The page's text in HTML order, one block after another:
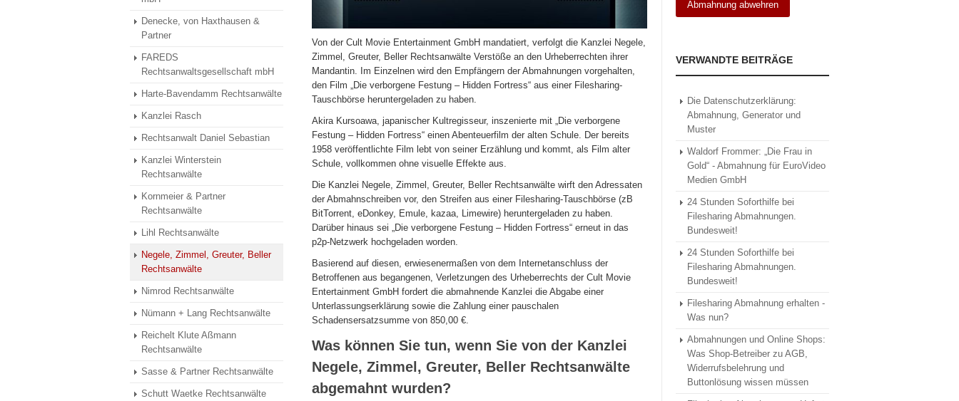
Von der Cult Movie Entertainment GmbH mandatiert, verfolgt die Kanzlei Negele,
Zimmel, Greuter, Beller Rechtsanwälte Verstöße an den Urheberrechten ihrer
Mandantin. Im Einzelnen wird den Empfängern der Abmahnungen vorgehalten,
den Film „Die verborgene Festung – Hidden Fortress“ aus einer Filesharing-
Tauschbörse heruntergeladen zu haben.
Akira Kursoawa, japanischer Kultregisseur, inszenierte mit „Die verborgene
Festung – Hidden Fortress“ einen Abenteuerfilm der alten Schule. Der bereits
1958 veröffentlichte Film lebt von seiner Erzählung und kommt, als Film alter
Schule, vollkommen ohne visuelle Effekte aus.
Die Kanzlei Negele, Zimmel, Greuter, Beller Rechtsanwälte wirft den Adressaten
der Abmahnschreiben vor, den Streifen aus einer Filesharing-Tauschbörse (zB
BitTorrent, eDonkey, Emule, kazaa, Limewire) heruntergeladen zu haben.
Darüber hinaus sei „Die verborgene Festung – Hidden Fortress“ erneut in das
p2p-Netzwerk hochgeladen worden.
Basierend auf diesen, erwiesenermaßen von dem Internetanschluss der
Betroffenen aus begangenen, Verletzungen des Urheberrechts der Cult Movie
Entertainment GmbH fordert die abmahnende Kanzlei die Abgabe einer
Unterlassungserklärung sowie die Zahlung einer pauschalen
Schadensersatzsumme von 850,00 €.
Was können Sie tun, wenn Sie von der Kanzlei
Negele, Zimmel, Greuter, Beller Rechtsanwälte
abgemahnt wurden?
Denecke, von Haxthausen &
Partner
FAREDS
Rechtsanwaltsgesellschaft mbH
Harte-Bavendamm Rechtsanwälte
Kanzlei Rasch
Rechtsanwalt Daniel Sebastian
Kanzlei Winterstein
Rechtsanwälte
Kornmeier & Partner
Rechtsanwälte
Lihl Rechtsanwälte
Negele, Zimmel, Greuter, Beller
Rechtsanwälte
Nimrod Rechtsanwälte
Nümann + Lang Rechtsanwälte
Reichelt Klute Aßmann
Rechtsanwälte
Sasse & Partner Rechtsanwälte
Schutt Waetke Rechtsanwälte
Abmahnung abwehren
VERWANDTE BEITRÄGE
Die Datenschutzerklärung:
Abmahnung, Generator und
Muster
Waldorf Frommer: „Die Frau in
Gold“ - Abmahnung für EuroVideo
Medien GmbH
24 Stunden Soforthilfe bei
Filesharing Abmahnungen.
Bundesweit!
24 Stunden Soforthilfe bei
Filesharing Abmahnungen.
Bundesweit!
Filesharing Abmahnung erhalten -
Was nun?
Abmahnungen und Online Shops:
Was Shop-Betreiber zu AGB,
Widerrufsbelehrung und
Buttonlösung wissen müssen